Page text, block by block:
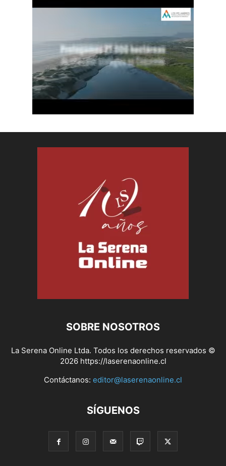
SOBRE NOSOTROS
La Serena Online Ltda. Todos los derechos reservados ©
2026 https://laserenaonline.cl
Contáctanos: editor@laserenaonline.cl
SÍGUENOS